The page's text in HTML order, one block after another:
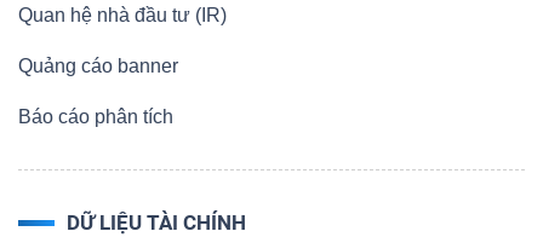
Quan hệ nhà đầu tư (IR)
Quảng cáo banner
Báo cáo phân tích
DỮ LIỆU TÀI CHÍNH